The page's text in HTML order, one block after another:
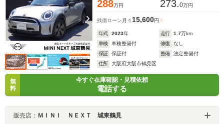
288万円 273.0万円
残価ローン 月々15,600円
年式 2023年 走行 1.7万km
車検
車検整備付 修復
なし
保証
保証付 整備
法定整備付
住所
大阪府大阪市鶴見区
無
料
今すぐ在庫確認・見積依頼
電話する
販売店： ＭＩＮＩ ＮＥＸＴ 城東鶴見